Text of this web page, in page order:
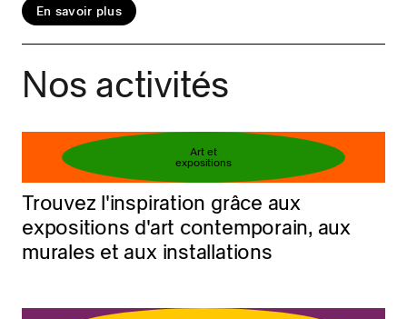
Réservez votre billet
En savoir plus
En savoir plus
Nos activités
Art et
expositions
Trouvez l'inspiration grâce aux
expositions d'art contemporain, aux
murales et aux installations